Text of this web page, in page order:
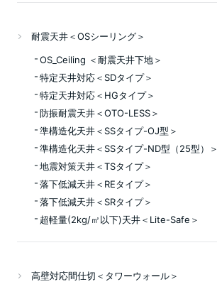
耐震天井＜OSシーリング＞
OS_Ceiling ＜耐震天井下地＞
特定天井対応＜SDタイプ＞
特定天井対応＜HGタイプ＞
防振耐震天井＜OTO-LESS＞
準構造化天井＜SSタイプ-OJ型＞
準構造化天井＜SSタイプ-ND型（25型）＞
地震対策天井＜TSタイプ＞
落下低減天井＜REタイプ＞
落下低減天井＜SRタイプ＞
超軽量(2kg/㎡以下)天井＜Lite-Safe＞
高壁対応間仕切＜タワーウォール＞